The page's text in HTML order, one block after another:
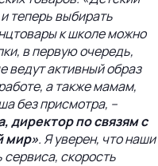
теперь выбирать
к школе можно
в первую очередь,
ведут активный образ
а также мамам,
без присмотра, –
директор по связям с
мир». Я уверен, что наши
скорость